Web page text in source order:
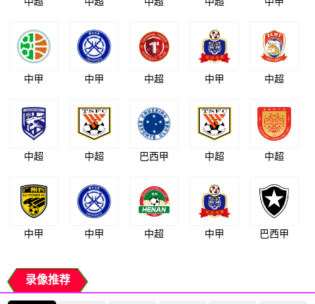
中甲 中甲 中超 中甲 中超
中超 中超 巴西甲 中超 中超
中甲 中甲 中超 中甲 巴西甲
录像推荐